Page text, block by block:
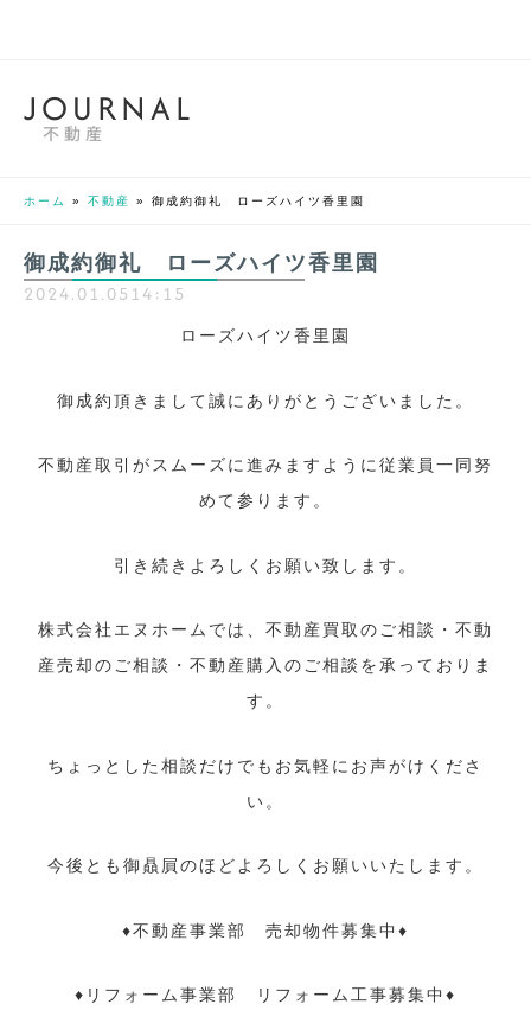
JOU RNAL
不動産
ホーム » 不動産 » 御成約御礼 ローズハイツ香里園
御成約御礼 ローズハイツ香里園
2024.01.05 14:15
ローズハイツ香里園
御成約頂きまして誠にありがとうございました。
不動産取引がスムーズに進みますように従業員一同努
めて参ります。
引き続きよろしくお願い致します。
株式会社エヌホームでは、不動産買取のご相談・不動
産売却のご相談・不動産購入のご相談を承っておりま
す。
ちょっとした相談だけでもお気軽にお声がけくださ
い。
今後とも御贔屓のほどよろしくお願いいたします。
♦不動産事業部 売却物件募集中♦
♦リフォーム事業部 リフォーム工事募集中♦